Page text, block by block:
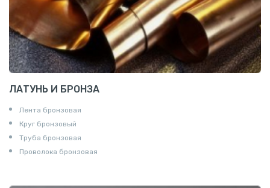
ЛАТУНЬ И БРОНЗА
Лента бронзовая
Круг бронзовый
Труба бронзовая
Проволока бронзовая